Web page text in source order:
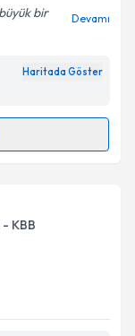
Aydınlatma
belirtilen
bir
Devamı
Haritada Göster
talebi
için bir
KBB